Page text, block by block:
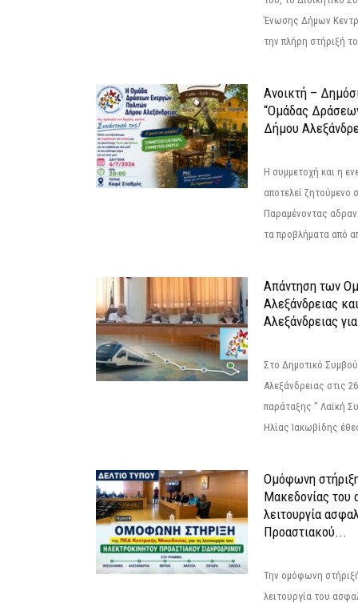
Ένωσης Δήμων
την πλήρη στήριξή
Ανοικτή –
“Ομάδας
Δήμου
Η συμμετοχή και η
αποτελεί ζητούμενο
Παραμένοντας
τα προβλήματα από
Απάντηση των
Αλεξάνδρειας
Αλεξάνδρειας
Στο Δημοτικό
Αλεξάνδρειας στις
παράταξης " Λαϊκή
Ηλίας Ιακωβίδης
Ομόφωνη
Μακεδονίας του
λειτουργία
Προαστιακού...
Την ομόφωνη
λειτουργία του